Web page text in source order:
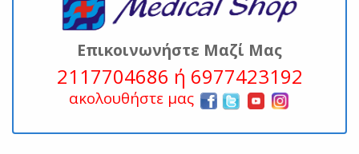
Επικοινωνήστε Μαζί Μας
2117704686 ή 6977423192
ακολουθήστε μας